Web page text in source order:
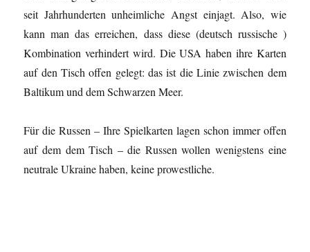
seit Jahrhunderten unheimliche Angst einjagt. Also, wie
kann man das erreichen, dass diese (deutsch russische )
Kombination verhindert wird. Die USA haben ihre Karten
auf den Tisch offen gelegt: das ist die Linie zwischen dem
Baltikum und dem Schwarzen Meer.
Für die Russen – Ihre Spielkarten lagen schon immer offen
auf dem dem Tisch – die Russen wollen wenigstens eine
neutrale Ukraine haben, keine prowestliche.